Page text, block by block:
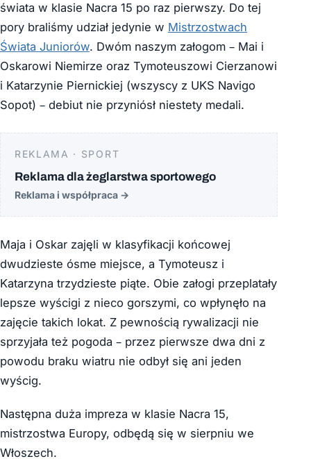
świata w klasie Nacra 15 po raz pierwszy. Do tej
pory braliśmy udział jedynie w Mistrzostwach
Świata Juniorów. Dwóm naszym załogom – Mai i
Oskarowi Niemirze oraz Tymoteuszowi Cierzanowi
i Katarzynie Piernickiej (wszyscy z UKS Navigo
Sopot) – debiut nie przyniósł niestety medali.
REKLAMA · SPORT
Reklama dla żeglarstwa sportowego
Reklama i współpraca →
Maja i Oskar zajęli w klasyfikacji końcowej
dwudzieste ósme miejsce, a Tymoteusz i
Katarzyna trzydzieste piąte. Obie załogi przeplatały
lepsze wyścigi z nieco gorszymi, co wpłynęło na
zajęcie takich lokat. Z pewnością rywalizacji nie
sprzyjała też pogoda – przez pierwsze dwa dni z
powodu braku wiatru nie odbył się ani jeden
wyścig.
Następna duża impreza w klasie Nacra 15,
mistrzostwa Europy, odbędą się w sierpniu we
Włoszech.